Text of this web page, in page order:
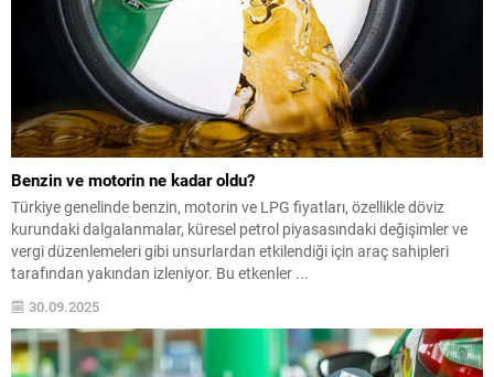
Benzin ve motorin ne kadar oldu?
Türkiye genelinde benzin, motorin ve LPG fiyatları, özellikle döviz
kurundaki dalgalanmalar, küresel petrol piyasasındaki değişimler ve
vergi düzenlemeleri gibi unsurlardan etkilendiği için araç sahipleri
tarafından yakından izleniyor. Bu etkenler ...
30.09.2025